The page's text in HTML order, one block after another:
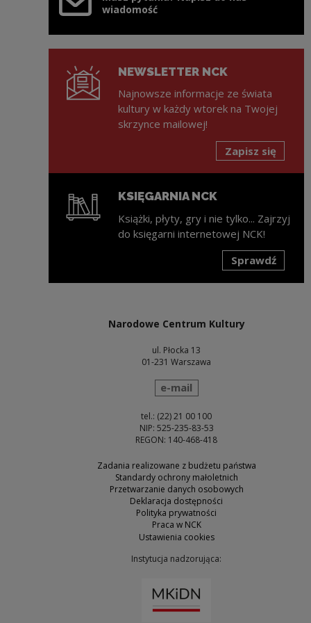
wiadomość
NEWSLETTER NCK
Najnowsze informacje ze świata
kultury w każdy wtorek na Twojej
skrzynce mailowej!
Zapisz się
KSIĘGARNIA NCK
Książki, płyty, gry i nie tylko... Zajrzyj
do księgarni internetowej NCK!
Sprawdź
Narodowe Centrum Kultury
ul. Płocka 13
01-231 Warszawa
wyślij wiadomość
e-mail
tel.: (22) 21 00 100
NIP: 525-235-83-53
REGON: 140-468-418
Zadania realizowane z budżetu państwa
Standardy ochrony małoletnich
Przetwarzanie danych osobowych
Deklaracja dostępności
Polityka prywatności
Praca w NCK
Ustawienia cookies
Instytucja nadzorująca: